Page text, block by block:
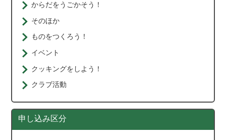
からだをうごかそう！
そのほか
ものをつくろう！
イベント
クッキングをしよう！
クラブ活動
申し込み区分